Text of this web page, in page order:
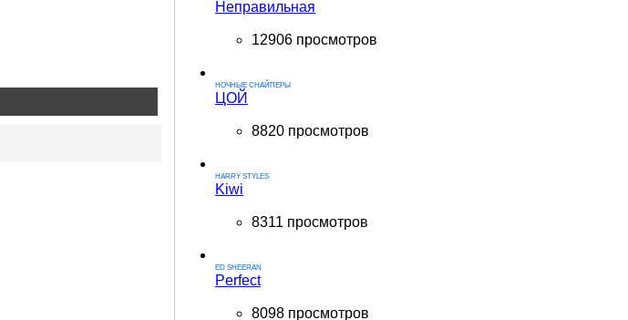
Неправильная
12906 просмотров
НОЧНЫЕ СНАЙПЕРЫ
ЦОЙ
8820 просмотров
HARRY STYLES
Kiwi
8311 просмотров
ED SHEERAN
Perfect
8098 просмотров